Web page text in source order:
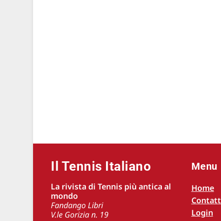
Il Tennis Italiano
La rivista di Tennis più antica al
mondo
Fandango Libri
V.le Gorizia n. 19
Menu
Home
Login